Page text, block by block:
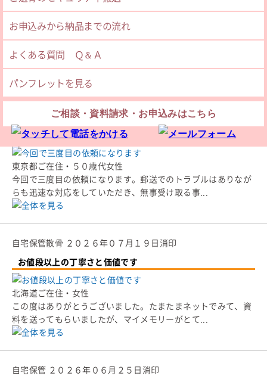
６０年前の祖母の洗骨をお願いしました
福岡県ご在住・６０歳代男性
今回は、６０年前の祖母の洗骨をお願いしました。丁寧に処置
して頂き、大変満足です。また、洗骨工程の報告...
２０２６年０７月２４日消印
今回で三度目の依頼になります
東京都ご在住・５０歳代女性
今回で三度目の依頼になります。郵送でのトラブルはありなが
らも迅速な対応をしていただき、無事受け取る事...
自宅保管散骨 ２０２６年０７月１９日消印
お値段以上の丁寧さと価値です
北海道ご在住・女性
この度はありがとうございました。たまたまネットでみて、資
料を送ってもらいましたが、マイメモリーがとて...
自宅保管 ２０２６年０６月２５日消印
お申込みから納品までの流れ
よくある質問 Ｑ＆Ａ
パンフレットを見る
ご相談・資料請求・お申込みはこちら